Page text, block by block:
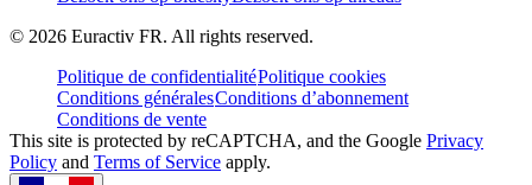
© 2026 Euractiv FR. All rights reserved.
Politique de confidentialitéPolitique cookies
Conditions généralesConditions d’abonnement
Conditions de vente
This site is protected by reCAPTCHA, and the Google Privacy
Policy and Terms of Service apply.